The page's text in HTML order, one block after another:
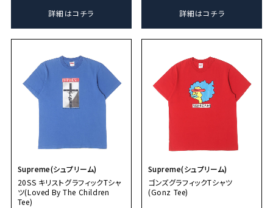
詳細はコチラ 詳細はコチラ
Supreme(シュプリーム)
20SS キリストグラフィックTシャ
ツ(Loved By The Children
Tee)
Supreme(シュプリーム)
ゴンズグラフィックTシャツ
(Gonz Tee)